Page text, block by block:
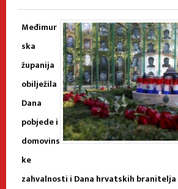
Međimur
ska
županija
obilježila
Dana
pobjede i
domovins
ke
zahvalnosti i Dana hrvatskih branitelja